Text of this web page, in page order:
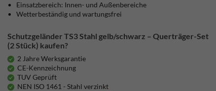
Einsatzbereich: Innen- und Außenbereiche
Wetterbeständig und wartungsfrei
Schutzgeländer TS3 Stahl gelb/schwarz – Querträger-Set
(2 Stück) kaufen?
2 Jahre Werksgarantie
CE-Kennzeichnung
TUV Geprüft
NEN ISO 1461 - Stahl verzinkt